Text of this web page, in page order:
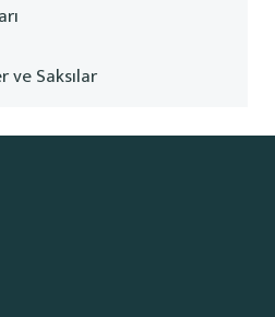
ve Saksılar